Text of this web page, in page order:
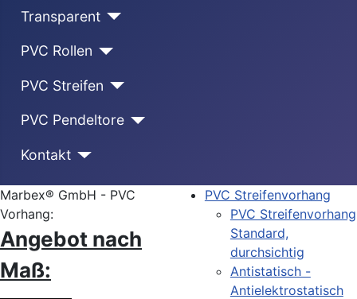
Transparent
PVC Rollen
PVC Streifen
PVC Pendeltore
Kontakt
Marbex® GmbH - PVC
Vorhang:
Angebot nach
Maß:
PVC Streifenvorhang
PVC Streifenvorhang
Standard,
durchsichtig
Antistatisch -
Antielektrostatisch